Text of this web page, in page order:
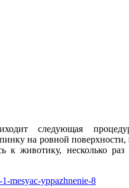
следующая
на ровной
к животику, несколько раз